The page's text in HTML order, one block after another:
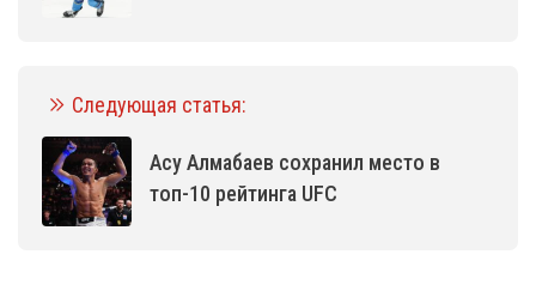
Следующая статья:
Асу Алмабаев сохранил место в
топ-10 рейтинга UFC